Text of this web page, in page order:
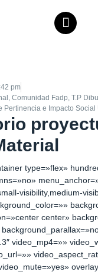
pm
, Comunidad Fadp, T.P
Pertinencia e Impacto Social
type=»flex»
visibility,medium-
center»
video_mp4=»»